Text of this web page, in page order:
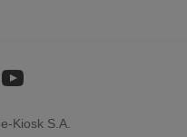
e-Kiosk S.A.